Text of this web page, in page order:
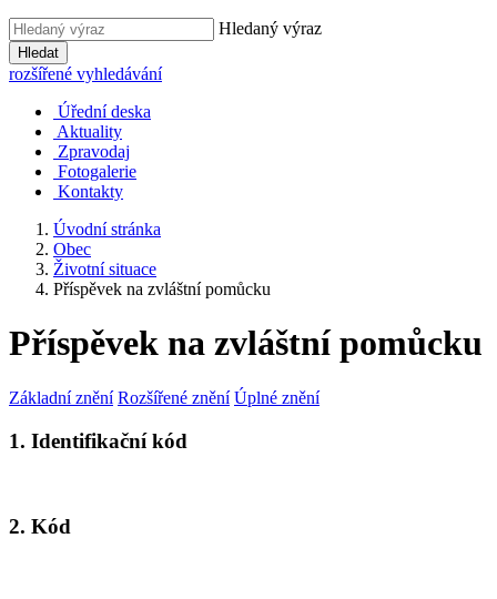
Hledaný výraz
Hledat
rozšířené vyhledávání
Úřední deska
Aktuality
Zpravodaj
Fotogalerie
Kontakty
Úvodní stránka
Obec
Životní situace
Příspěvek na zvláštní pomůcku
Příspěvek na zvláštní pomůcku
Základní znění Rozšířené znění Úplné znění
1. Identifikační kód
2. Kód